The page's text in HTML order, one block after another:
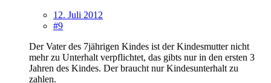
12. Juli 2012
#9
Der Vater des 7jährigen Kindes ist der Kindesmutter nicht
mehr zu Unterhalt verpflichtet, das gibts nur in den ersten 3
Jahren des Kindes. Der braucht nur Kindesunterhalt zu
zahlen.